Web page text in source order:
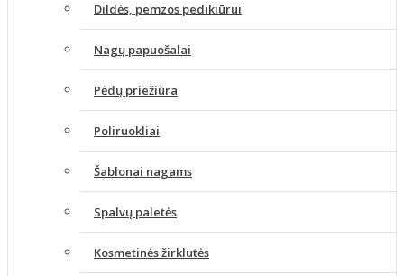
Dildės, pemzos pedikiūrui
Nagų papuošalai
Pėdų priežiūra
Poliruokliai
Šablonai nagams
Spalvų paletės
Kosmetinės žirklutės